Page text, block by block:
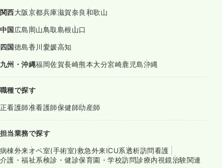
関西大阪京都兵庫滋賀奈良和歌山
中国広島岡山鳥取島根山口
四国徳島香川愛媛高知
九州・沖縄福岡佐賀長崎熊本大分宮崎鹿児島沖縄
職種で探す
正看護師准看護師保健師助産師
担当業務で探す
病棟外来オペ室(手術室)救急外来ICU系透析訪問看護
介護・福祉系検診・健診保育園・学校訪問診療内視鏡治験関連